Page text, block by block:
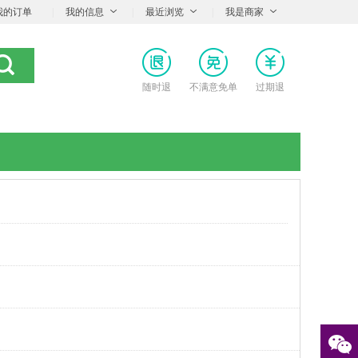
的订单 我的信息 最近浏览 我是商家
随时退 不满意免单 过期退